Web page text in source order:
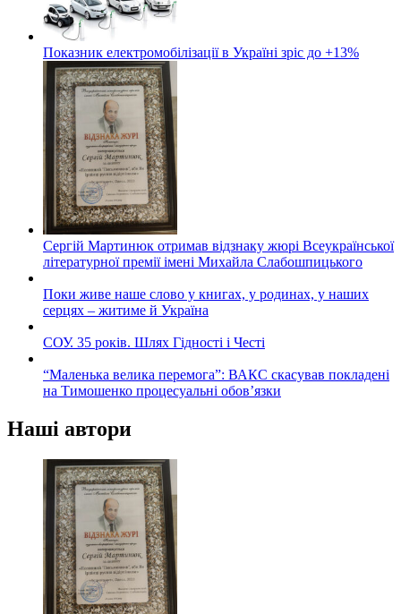
Показник електромобілізації в Україні зріс до +13%
Сергій Мартинюк отримав відзнаку жюрі Всеукраїнської
літературної премії імені Михайла Слабошпицького
Поки живе наше слово у книгах, у родинах, у наших
серцях – житиме й Україна
СОУ. 35 років. Шлях Гідності і Честі
“Маленька велика перемога”: ВАКС скасував покладені
на Тимошенко процесуальні обов’язки
Наші автори